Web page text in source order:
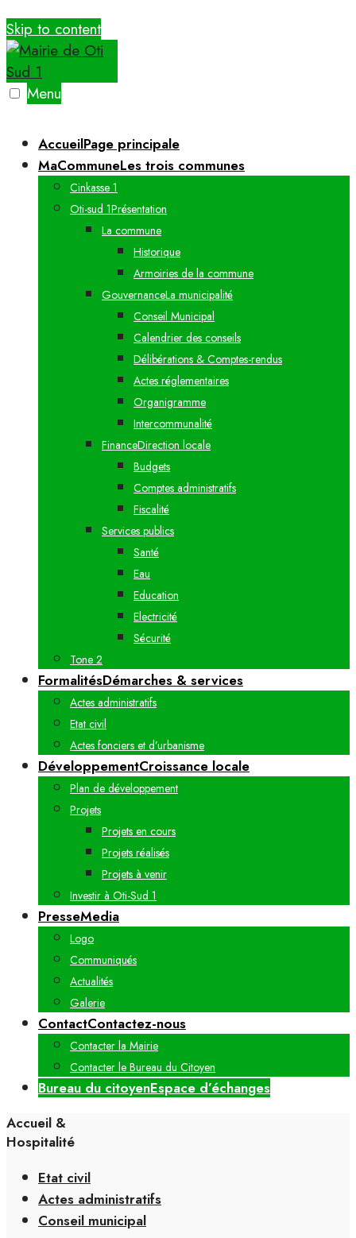
Skip to content
Menu
AccueilPage principale
MaCommuneLes trois communes
Cinkasse 1
Oti-sud 1Présentation
La commune
Historique
Armoiries de la commune
GouvernanceLa municipalité
Conseil Municipal
Calendrier des conseils
Délibérations & Comptes-rendus
Actes réglementaires
Organigramme
Intercommunalité
FinanceDirection locale
Budgets
Comptes administratifs
Fiscalité
Services publics
Santé
Eau
Education
Electricité
Sécurité
Tone 2
FormalitésDémarches & services
Actes administratifs
Etat civil
Actes fonciers et d’urbanisme
DéveloppementCroissance locale
Plan de développement
Projets
Projets en cours
Projets réalisés
Projets à venir
Investir à Oti-Sud 1
PresseMedia
Logo
Communiqués
Actualités
Galerie
ContactContactez-nous
Contacter la Mairie
Contacter le Bureau du Citoyen
Bureau du citoyenEspace d’échanges
Accueil &
Hospitalité
Etat civil
Actes administratifs
Conseil municipal